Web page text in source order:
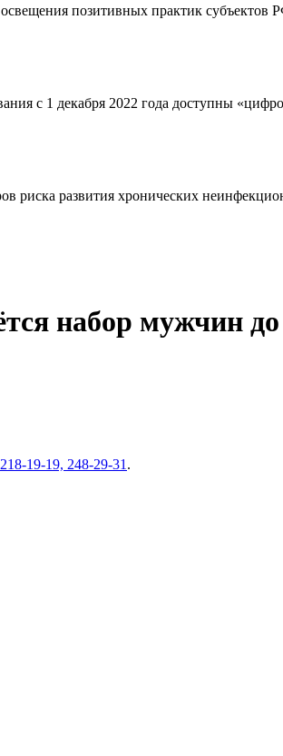
позитивных практик
с 1 декабря 2022 года доступны
риска развития хронических
набор мужчин
19-19, 248-29-31 .